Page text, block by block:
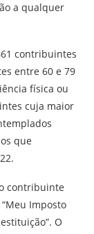
a qualquer
contribuintes
entre 60 e 79
física ou
cuja maior
que
contribuinte
Imposto
O